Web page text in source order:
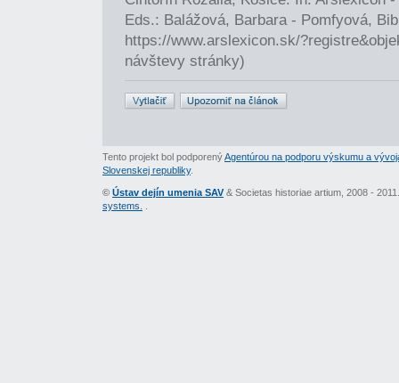
Eds.: Balážová, Barbara - Pomfyová,
https://www.arslexicon.sk/
návštevy stránky)
Tento projekt bol podporenýAgentúrou na podporu výskumu a
Slovenskej republiky.
© Ústav dejín umenia SAV & Societas historiae artium, 2008 -
systems.